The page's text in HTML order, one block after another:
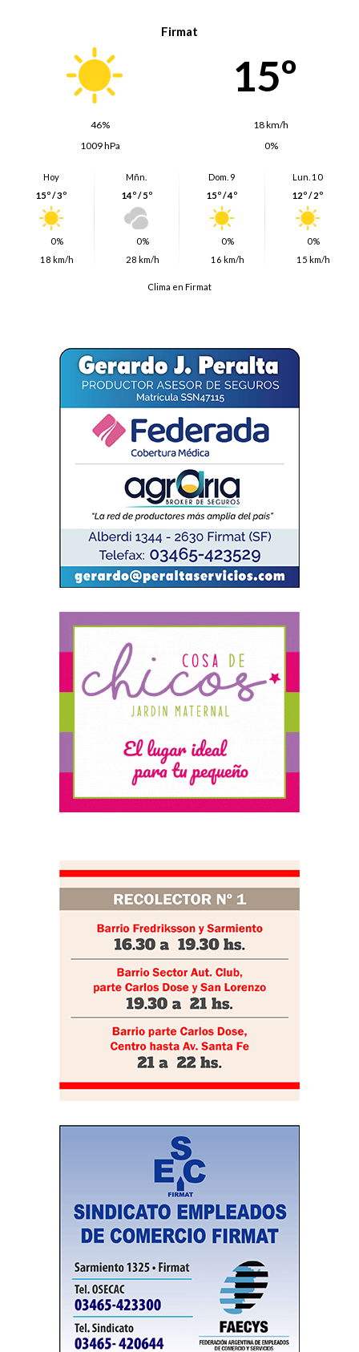
Firmat
15º
46%
18 km/h
1009 hPa
0%
Hoy
15º / 3º
0%
18 km/h
Mñn.
14º / 5º
0%
28 km/h
Dom. 9
15º / 4º
0%
16 km/h
Lun. 10
12º / 2º
0%
15 km/h
Clima en Firmat